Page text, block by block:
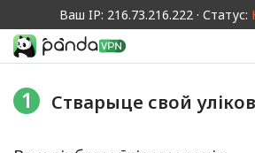
Ваш IP: 216.73.216.222 · Статус:
1 Стварыце свой